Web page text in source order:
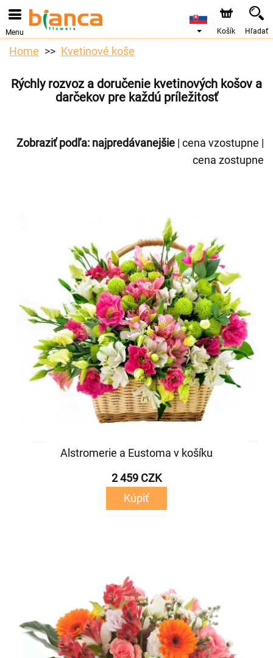
Menu Košík Hľadať
Home Kvetinové koše
Rýchly rozvoz a doručenie kvetinových košov a
darčekov pre každú príležitosť
Zobraziť podľa: najpredávanejšie | cena vzostupne |
cena zostupne
Alstromerie a Eustoma v košíku
2 459 CZK
Kúpiť